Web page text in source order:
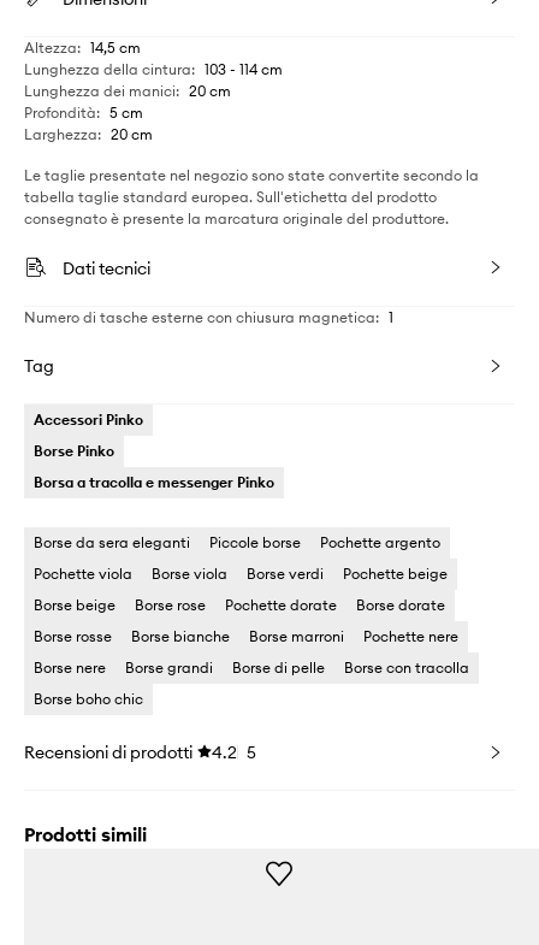
Altezza: 14,5 cm
Lunghezza della cintura: 103 - 114 cm
Lunghezza dei manici: 20 cm
Profondità: 5 cm
Larghezza: 20 cm
Le taglie presentate nel negozio sono state convertite secondo la
tabella taglie standard europea. Sull'etichetta del prodotto
consegnato è presente la marcatura originale del produttore.
Dati tecnici
Numero di tasche esterne con chiusura magnetica: 1
Tag
Accessori Pinko
Borse Pinko
Borsa a tracolla e messenger Pinko
Borse da sera eleganti Piccole borse
Pochette argento
Pochette viola
Borse viola Borse verdi
Pochette beige
Borse beige
Borse rose Pochette dorate
Borse dorate
Borse rosse
Borse bianche Borse marroni
Pochette nere
Borse nere
Borse grandi Borse di pelle
Borse con tracolla
Borse boho chic
Recensioni di prodotti 4.2 5
Prodotti simili